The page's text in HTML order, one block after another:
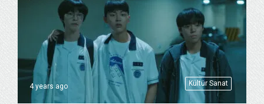
Kültür Sanat
4 years ago